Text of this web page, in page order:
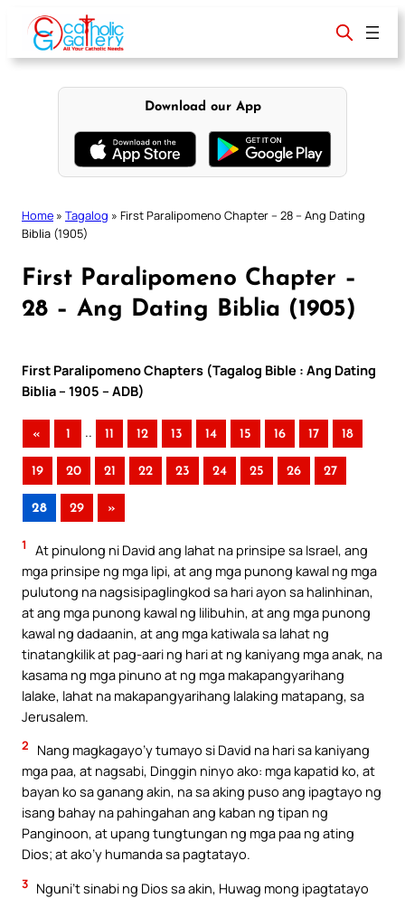
content
Download our App
Home » Tagalog » First Paralipomeno Chapter – 28 – Ang Dating
Biblia (1905)
First Paralipomeno Chapter –
28 – Ang Dating Biblia (1905)
First Paralipomeno Chapters (Tagalog Bible : Ang Dating
Biblia – 1905 – ADB)
« 1 .. 11 12 13 14 15 16 17 18
19 20 21 22 23 24 25 26 27
28 29 »
1
At pinulong ni David ang lahat na prinsipe sa Israel, ang
mga prinsipe ng mga lipi, at ang mga punong kawal ng mga
pulutong na nagsisipaglingkod sa hari ayon sa halinhinan,
at ang mga punong kawal ng lilibuhin, at ang mga punong
kawal ng dadaanin, at ang mga katiwala sa lahat ng
tinatangkilik at pag-aari ng hari at ng kaniyang mga anak, na
kasama ng mga pinuno at ng mga makapangyarihang
lalake, lahat na makapangyarihang lalaking matapang, sa
Jerusalem.
2
Nang magkagayo’y tumayo si David na hari sa kaniyang
mga paa, at nagsabi, Dinggin ninyo ako: mga kapatid ko, at
bayan ko sa ganang akin, na sa aking puso ang ipagtayo ng
isang bahay na pahingahan ang kaban ng tipan ng
Panginoon, at upang tungtungan ng mga paa ng ating
Dios; at ako’y humanda sa pagtatayo.
3 Nguni’t sinabi ng Dios sa akin, Huwag mong ipagtatayo